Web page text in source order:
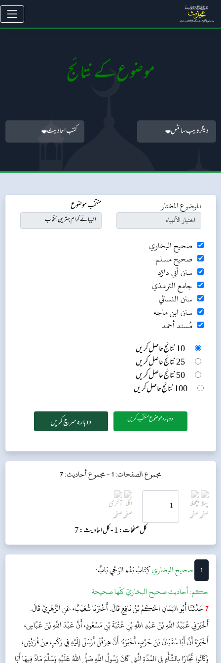
موضوع کے نتائج
دیگر ویب سائٹس کتب احادیث
الموضوع المختار منتخب موضوع
صحيح البخاري
صحيح مسلم
سنن أبي داؤد
جامع الترمذي
سنن النسائي
سنن ابن ماجه
مُسند أحمد
10 نتائج حاصل کریں
25 نتائج حاصل کریں
50 نتائج حاصل کریں
100 نتائج حاصل کریں
دوبارہ موضوع منتخب کریں
مجموع الصفحات: 1 - مجموع أحاديث: 7
کل صفحات: 1 - کل احادیث: 7
1 ‌‌صحيح البخاريكِتَابُ بَدْءِ الوَحْيِبَابٌ:
حکم:أحاديث صحيح البخاريّ كلّها صحيحة
7حَدَّثَنَا أَبُو اليَمَانِ الحَكَمُ بْنُ نَافِعٍ قَالَ: أَخْبَرَنَا شُعَيْبٌ، عَنِ الزُّهْرِيِّ قَالَ:
أَخْبَرَنِي عُبَيْدُ اللَّهِ بْنُ عَبْدِ اللَّهِ بْنِ عُتْبَةَ بْنِ مَسْعُودٍ، أَنَّ عَبْدَ اللَّهِ بْنَ عَبَّاسٍ،
أَخْبَرَهُ أَنَّ أَبَا سُفْيَانَ بْنَ حَرْبٍ أَخْبَرَهُ: أَنَّ هِرَقْلَ أَرْسَلَ إِلَيْهِ فِي رَكْبٍ مِنْ قُرَيْشٍ،
وَكَانُوا تُجَّارًا بِالشَّأْمِ فِي المُدَّةِ الَّتِي كَانَ رَسُولُ اللَّهِ صَلَّى اللهُ عَلَيْهِ وَسَلَّمَ مَادَّ فِيهَا أَبَا